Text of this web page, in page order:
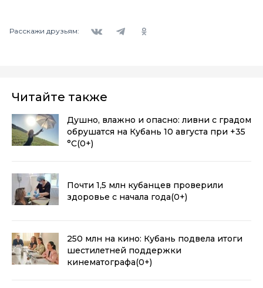
Расскажи друзьям:
Читайте также
Душно, влажно и опасно: ливни с градом
обрушатся на Кубань 10 августа при +35
°С(0+)
Почти 1,5 млн кубанцев проверили
здоровье с начала года(0+)
250 млн на кино: Кубань подвела итоги
шестилетней поддержки
кинематографа(0+)